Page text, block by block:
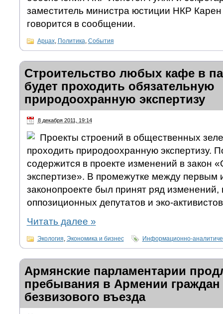
заместитель министра юстиции НКР
говорится в сообщении.
Арцах, Политика, События
Строительство любых кафе в
будет проходить обязательную
природоохранную экспертизу
8 декабря 2011, 19:14
Проекты строений в общественных
проходить природоохранную экспертизу.
содержится в проекте изменений в закон
экспертизе». В промежутке между первым
законопроекте был принят ряд изменений,
оппозиционных депутатов и эко-
Читать далее »
Экология Экономика и бизнес Информационно-
Армянские парламентарии
пребывания в Армении граждан
безвизового въезда